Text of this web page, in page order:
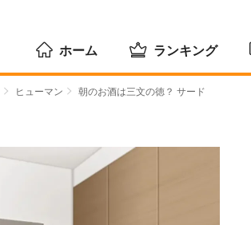
ホーム ランキング
ヒューマン 朝のお酒は三文の徳？ サード